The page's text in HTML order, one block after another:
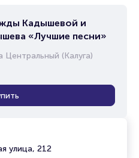
улица, 212
Кадышевой и
«Лучшие песни»
(Калуга)